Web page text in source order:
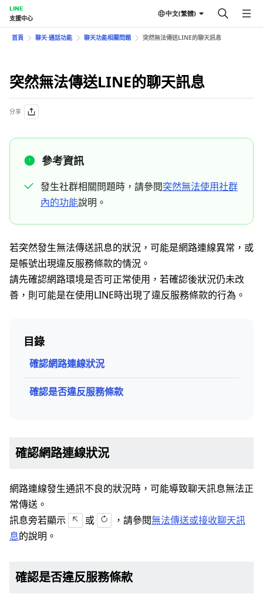
LINE
支援中心
中文(繁體)
首頁 聊天⋅通話功能 聊天功能相關問題 突然無法傳送LINE的聊天訊息
突然無法傳送LINE的聊天訊息
分享
參考資訊
發生社群相關問題時，請參閱突然無法使用社群
內的功能說明。
若突然發生無法傳送訊息的狀況，可能是網路連線異常，或
是帳號出現違反服務條款的情況。
請先確認網路環境是否可正常使用，若確認後狀況仍未改
善，則可能是在使用LINE時出現了違反服務條款的行為。
目錄
確認網路連線狀況
確認是否違反服務條款
確認網路連線狀況
網路連線發生通訊不良的狀況時，可能導致聊天訊息無法正
常傳送。
訊息旁若顯示
或 ，請參閱無法傳送或接收聊天訊
息的說明。
確認是否違反服務條款